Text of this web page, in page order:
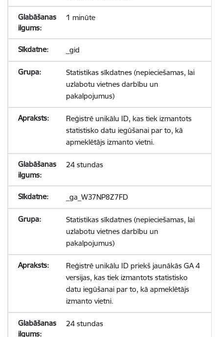
1 minūte
_gid
Statistikas sīkdatnes (nepieciešamas, lai
uzlabotu vietnes darbību un
pakalpojumus)
Reģistrē unikālu ID, kas tiek izmantots
statistisko datu iegūšanai par to, kā
apmeklētājs izmanto vietni.
24 stundas
_ga_W37NP8Z7FD
Statistikas sīkdatnes (nepieciešamas, lai
uzlabotu vietnes darbību un
pakalpojumus)
Reģistrē unikālu ID priekš jaunākās GA 4
versijas, kas tiek izmantots statistisko
datu iegūšanai par to, kā apmeklētājs
izmanto vietni.
24 stundas